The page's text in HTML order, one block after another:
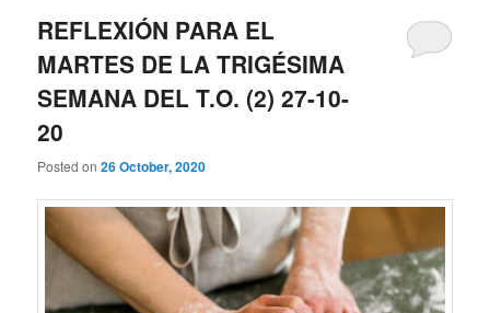
REFLEXIÓN PARA EL
MARTES DE LA TRIGÉSIMA
SEMANA DEL T.O. (2) 27-10-
20
Posted on26 October, 2020